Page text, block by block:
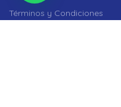
Términos y Condiciones